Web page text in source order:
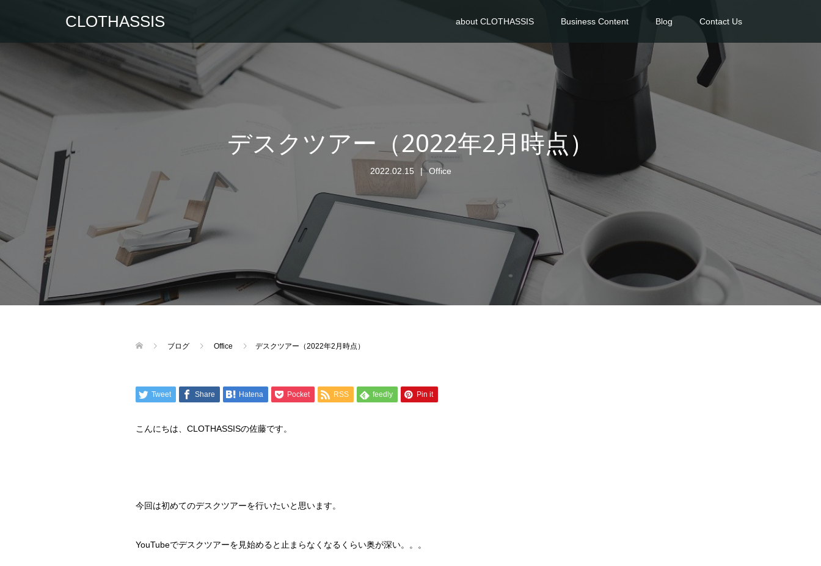
CLOTHASSIS about CLOTHASSIS Business Content Blog Contact Us
デスクツアー（2022年2月時点）
2022.02.15 Office
ブログ Office デスクツアー（2022年2月時点）
Tweet Share Hatena Pocket RSS feedly Pin it
こんにちは、CLOTHASSISの佐藤です。
今回は初めてのデスクツアーを行いたいと思います。
YouTubeでデスクツアーを見始めると止まらなくなるくらい奥が深い。。。